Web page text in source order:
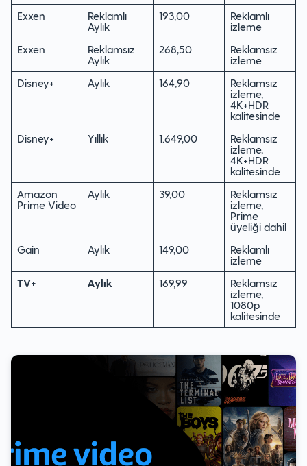
Exxen
Reklamlı
Aylık
193,00
Reklamlı
izleme
Exxen
Reklamsız
Aylık
268,50
Reklamsız
izleme
Disney+
Aylık 164,90
Reklamsız
izleme,
4K+HDR
kalitesinde
Disney+
Yıllık 1.649,00
Reklamsız
izleme,
4K+HDR
kalitesinde
Amazon
Prime Video
Aylık 39,00
Reklamsız
izleme,
Prime
üyeliği dahil
Gain
Aylık 149,00
Reklamlı
izleme
TV+
Aylık 169,99
Reklamsız
izleme,
1080p
kalitesinde